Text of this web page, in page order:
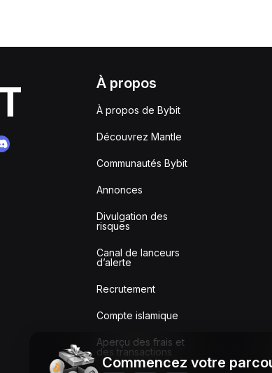
À propos
À propos de Bybit
Découvrez Mantle
Communautés Bybit
Annonces
Divulgation des
risques
Canal de lanceurs
d’alerte
Recrutement
Compte islamique
Aperçu des frais et
des transactions
Commencez votre